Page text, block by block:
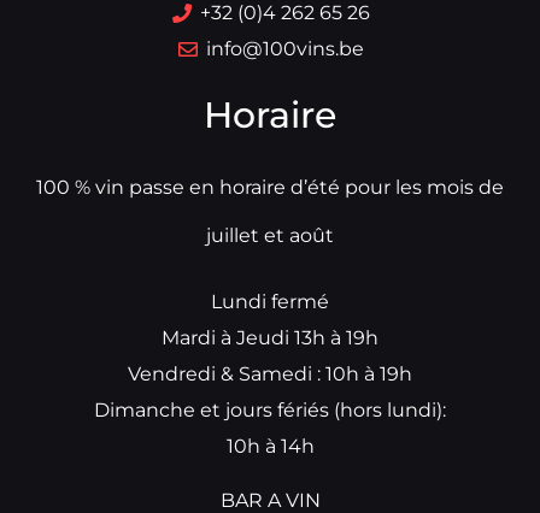
+32 (0)4 262 65 26
info@100vins.be
Horaire
100 % vin passe en horaire d’été pour les mois de
juillet et août
Lundi fermé
Mardi à Jeudi 13h à 19h
Vendredi & Samedi : 10h à 19h
Dimanche et jours fériés (hors lundi):
10h à 14h
BAR A VIN